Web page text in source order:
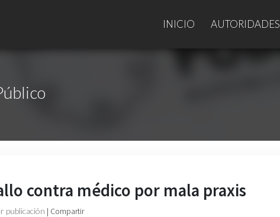
INICIO AUTORIDADES
contra médico por mala praxis
publicación | Compartir